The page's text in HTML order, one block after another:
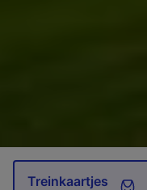
Treinkaartjes